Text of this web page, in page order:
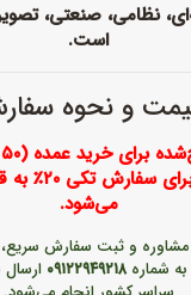
نظامی، صنعتی،
است.
و نحوه
می‌باشد.
می‌شود.
و ثبت سفارش سریع،
شماره۰۹۱۲۲۹۴۹۲۱۸
ارسال